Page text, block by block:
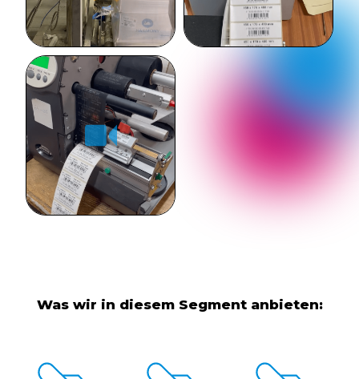
Was wir in diesem Segment anbieten: